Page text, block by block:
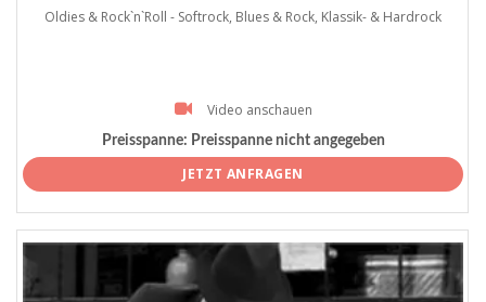
Oldies & Rock`n`Roll - Softrock, Blues & Rock, Klassik- & Hardrock
Video anschauen
Preisspanne: Preisspanne nicht angegeben
JETZT ANFRAGEN